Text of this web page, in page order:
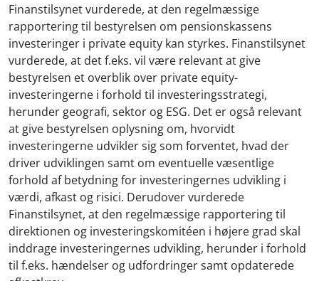
Finanstilsynet vurderede, at den regelmæssige
rapportering til bestyrelsen om pensionskassens
investeringer i private equity kan styrkes. Finanstilsynet
vurderede, at det f.eks. vil være relevant at give
bestyrelsen et overblik over private equity-
investeringerne i forhold til investeringsstrategi,
herunder geografi, sektor og ESG. Det er også relevant
at give bestyrelsen oplysning om, hvorvidt
investeringerne udvikler sig som forventet, hvad der
driver udviklingen samt om eventuelle væsentlige
forhold af betydning for investeringernes udvikling i
værdi, afkast og risici. Derudover vurderede
Finanstilsynet, at den regelmæssige rapportering til
direktionen og investeringskomitéen i højere grad skal
inddrage investeringernes udvikling, herunder i forhold
til f.eks. hændelser og udfordringer samt opdaterede